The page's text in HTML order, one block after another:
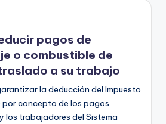
pagos de
o combustible de
a su trabajo
la deducción del Impuesto
por concepto de los pagos
los trabajadores del Sistema